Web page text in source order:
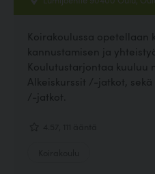
Koirakoulussa opetellaan
kannustamisen ja
Koulutustarjontaa kuuluu
Alkeiskurssit /-jatkot,
/-jatkot.